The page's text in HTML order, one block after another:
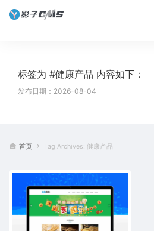
标签为 #健康产品 内容如下：
发布日期：2026-08-04
首页 Tag Archives: 健康产品